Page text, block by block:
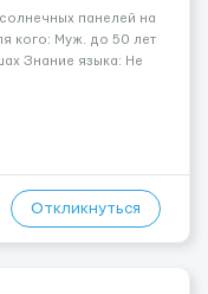
панелей на
кого: Муж. до 50 лет
Знание языка: Не
Откликнуться